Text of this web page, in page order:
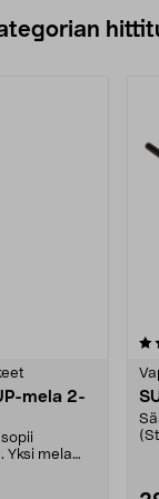
mela 2-
Yksi mela